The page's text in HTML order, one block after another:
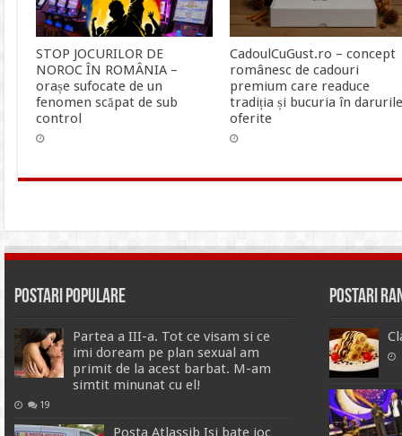
STOP JOCURILOR DE
NOROC ÎN ROMÂNIA –
orașe sufocate de un
fenomen scăpat de sub
control
CadoulCuGust.ro – concept
românesc de cadouri
premium care readuce
tradiția și bucuria în darurile
oferite
Postari Populare
Partea a III-a. Tot ce visam si ce
imi doream pe plan sexual am
primit de la acest barbat. M-am
simtit minunat cu el!
19
Posta Atlassib Isi bate joc
Postari